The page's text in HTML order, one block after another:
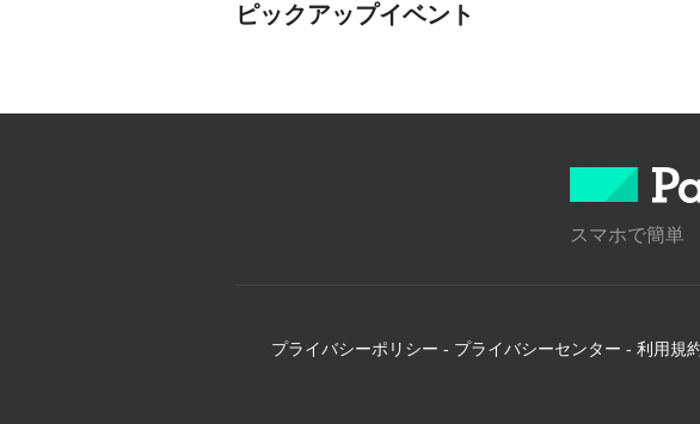
ピックアップイベント
スマホで簡単
プライバシーポリシー - プライバシーセンター - 利用規